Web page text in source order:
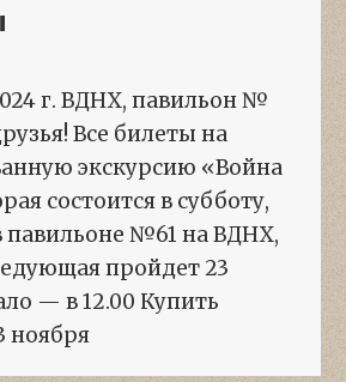
г. ВДНХ, павильон №
Все билеты на
экскурсию «Война
состоится в субботу,
павильоне №61 на ВДНХ,
пройдет 23
— в 12.00 Купить
ноября